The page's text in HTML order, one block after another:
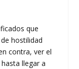
que
hostilidad
contra, ver el
llegar a